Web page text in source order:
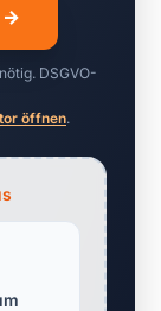
→
DSGVO-
öffnen.